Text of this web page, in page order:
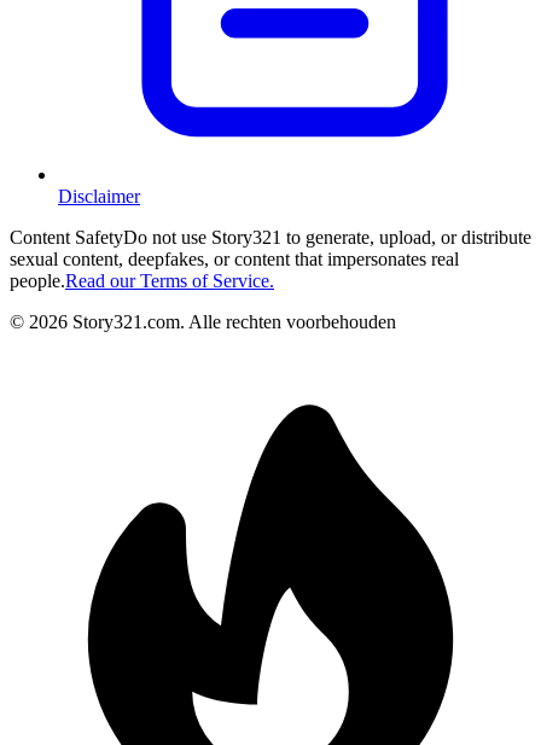
Disclaimer
Content SafetyDo not use Story321 to generate, upload, or distribute
sexual content, deepfakes, or content that impersonates real
people.Read our Terms of Service.
© 2026 Story321.com. Alle rechten voorbehouden